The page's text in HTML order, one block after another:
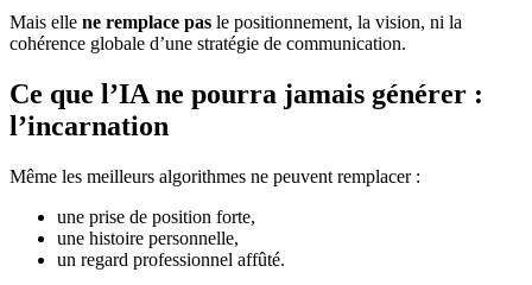
Mais elle ne remplace pas le positionnement, la vision, ni la
cohérence globale d’une stratégie de communication.
Ce que l’IA ne pourra jamais générer :
l’incarnation
Même les meilleurs algorithmes ne peuvent remplacer :
une prise de position forte,
une histoire personnelle,
un regard professionnel affûté.